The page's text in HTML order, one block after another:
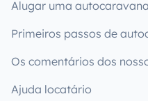
Alugar uma autocaravana
Primeiros passos de
Os comentários dos
Ajuda locatário